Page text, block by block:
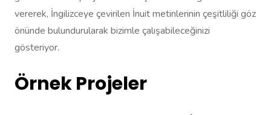
vererek, İngilizceye çevirilen İnuit metinlerinin çeşitliliği göz
önünde bulundurularak bizimle çalışabileceğinizi
gösteriyor.
Örnek Projeler